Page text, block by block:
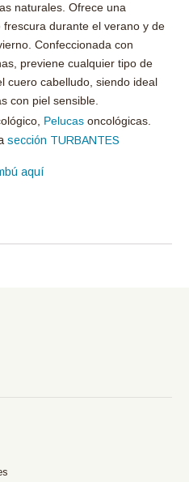
naturales. Ofrece una
frescura durante el verano y de
Confeccionada con
previene cualquier tipo de
cuero cabelludo, siendo ideal
con piel sensible.
Pelucas oncológicas.
sección TURBANTES
aquí